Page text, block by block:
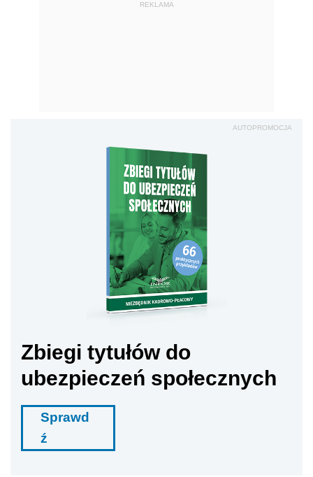
REKLAMA
AUTOPROMOCJA
Zbiegi tytułów do
ubezpieczeń społecznych
Sprawd
ź